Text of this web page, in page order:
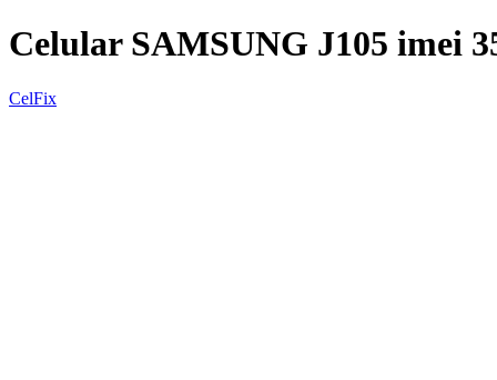
Celular SAMSUNG J105 imei
CelFix